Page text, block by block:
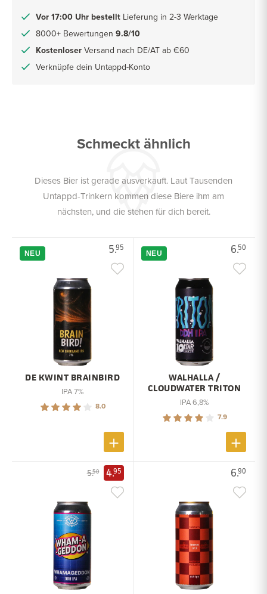
Vor 17:00 Uhr bestellt Lieferung in 2-3 Werktage
8000+ Bewertungen 9.8/10
Kostenloser Versand nach DE/AT ab €60
Verknüpfe dein Untappd-Konto
Schmeckt ähnlich
Dieses Bier ist gerade ausverkauft. Laut Tausenden
Untappd-Trinkern kommen diese Biere ihm am
nächsten, und die stehen für dich bereit.
5.95
NEU
DE KWINT BRAINBIRD
IPA 7%
8.0
6.50
NEU
WALHALLA /
CLOUDWATER TRITON
IPA 6,8%
7.9
5.50 4.95 6.90